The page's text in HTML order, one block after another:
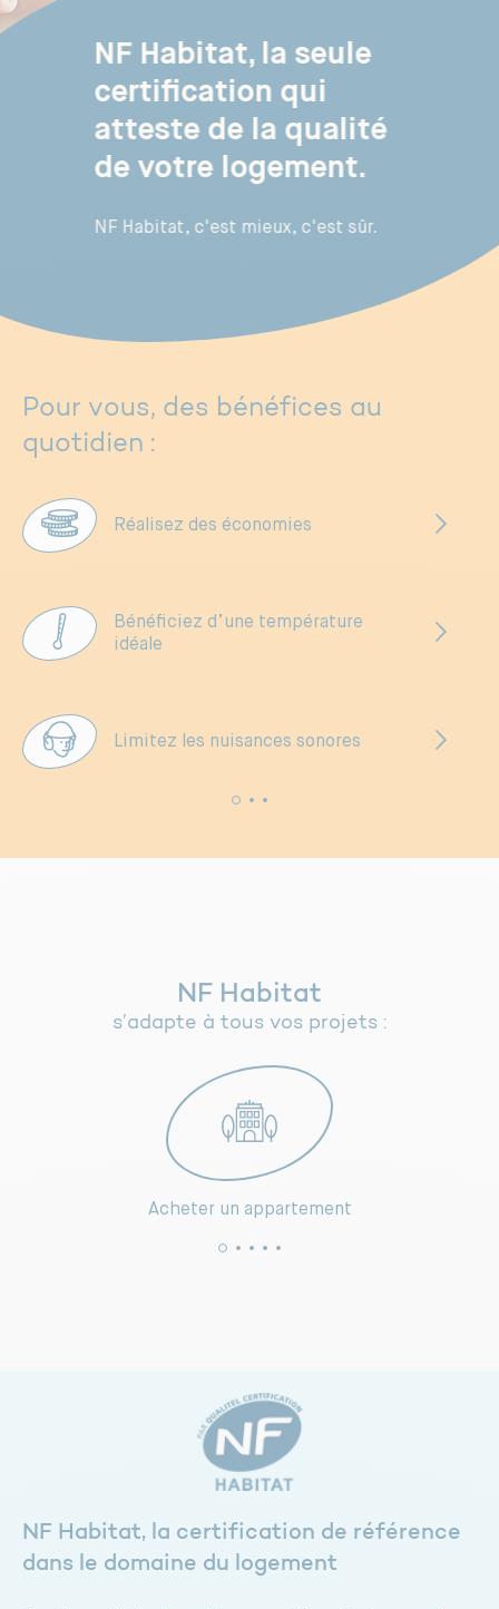
NF Habitat, la seule
certification qui
atteste de la qualité
de votre logement.
NF Habitat, c'est mieux, c'est sûr.
Pour vous, des bénéfices au
quotidien :
Réalisez des économies
Bénéficiez d’une température
idéale
Limitez les nuisances sonores
NF Habitat
s’adapte à tous vos projets :
Acheter un appartement
NF Habitat, la certification de référence
dans le domaine du logement
Vivez dans un logement sain
Vivez dans un logement plus
fonctionnel
DÉCOUVRIR LA CERTIFICATION